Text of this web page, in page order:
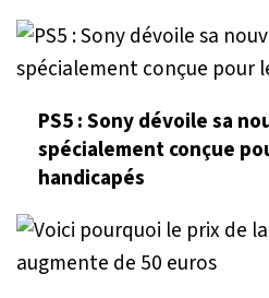
PS5 : Sony dévoile sa
spécialement conçue
handicapés